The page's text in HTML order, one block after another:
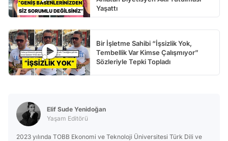
Yaşattı
Bir İşletme Sahibi “İşsizlik Yok,
Tembellik Var Kimse Çalışmıyor”
Sözleriyle Tepki Topladı
Elif Sude Yenidoğan
Yaşam Editörü
2023 yılında TOBB Ekonomi ve Teknoloji Üniversitesi Türk Dili ve